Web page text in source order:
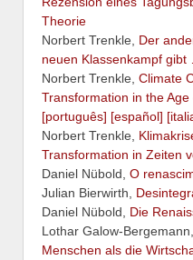
Theorie
Norbert Trenkle, Der
neuen Klassenkampf gibt
Norbert Trenkle, Climate
Transformation in the
[português] [español]
Norbert Trenkle,
Transformation in Zeiten
Daniel Nübold, O
Julian Bierwirth,
Daniel Nübold, Die
Lothar Galow-Bergemann,
Menschen als die